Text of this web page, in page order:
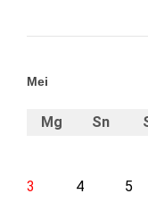
Mei
Mg Sn
3
4 5